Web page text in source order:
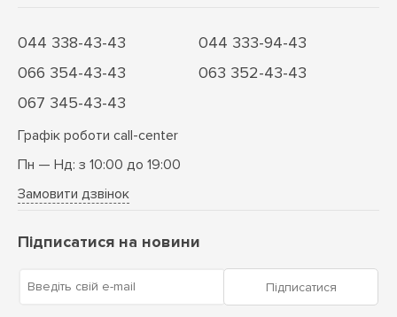
044 338-43-43
044 333-94-43
066 354-43-43
063 352-43-43
067 345-43-43
Графік роботи call-center
Пн — Нд: з 10:00 до 19:00
Замовити дзвінок
Підписатися на новини
Введіть свій e-mail Підписатися